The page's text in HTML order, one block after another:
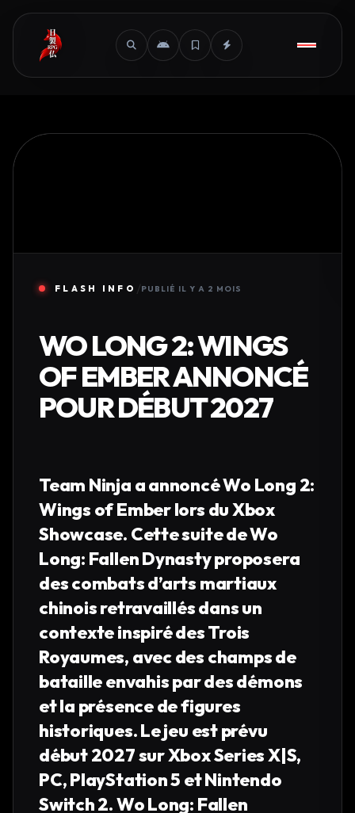
FLASH INFO / PUBLIÉ IL Y A 2 MOIS
WO LONG 2: WINGS
OF EMBER ANNONCÉ
POUR DÉBUT 2027
Team Ninja a annoncé Wo Long 2:
Wings of Ember lors du Xbox
Showcase. Cette suite de Wo
Long: Fallen Dynasty proposera
des combats d’arts martiaux
chinois retravaillés dans un
contexte inspiré des Trois
Royaumes, avec des champs de
bataille envahis par des démons
et la présence de figures
historiques. Le jeu est prévu
début 2027 sur Xbox Series X|S,
PC, PlayStation 5 et Nintendo
Switch 2. Wo Long: Fallen